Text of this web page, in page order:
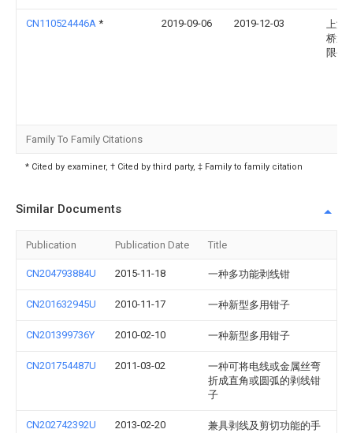
CN110524446A * 2019-09-06 2019-12-03
上海
桥造
限公
Family To Family Citations
* Cited by examiner, † Cited by third party, ‡ Family to family citation
Similar Documents
Publication Publication Date Title
CN204793884U 2015-11-18 一种多功能剥线钳
CN201632945U 2010-11-17 一种新型多用钳子
CN201399736Y 2010-02-10 一种新型多用钳子
CN201754487U 2011-03-02
一种可将电线或金属丝弯
折成直角或圆弧的剥线钳
子
CN202742392U 2013-02-20
兼具剥线及剪切功能的手